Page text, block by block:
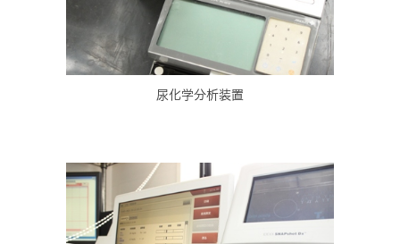
尿化学分析装置